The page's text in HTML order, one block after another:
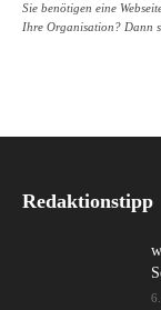
Sie benötigen eine
Ihre Organisation? Dann
Redaktionstipp